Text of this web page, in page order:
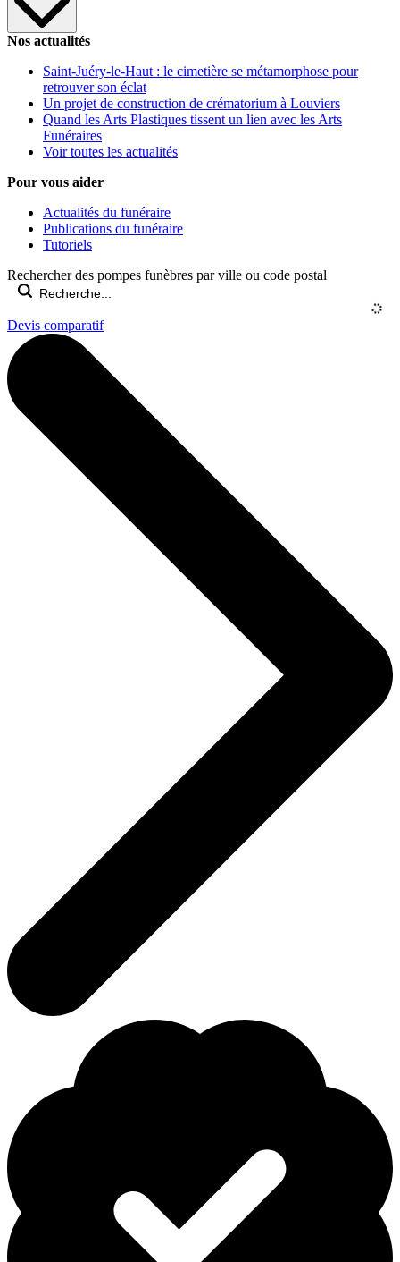
Nos actualités
Saint-Juéry-le-Haut : le cimetière se métamorphose pour
retrouver son éclat
Un projet de construction de crématorium à Louviers
Quand les Arts Plastiques tissent un lien avec les Arts
Funéraires
Voir toutes les actualités
Pour vous aider
Actualités du funéraire
Publications du funéraire
Tutoriels
Rechercher des pompes funèbres par ville ou code postal
Devis comparatif